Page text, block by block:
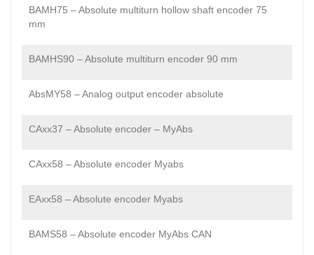
BAMH75 – Absolute multiturn hollow shaft encoder 75
mm
BAMHS90 – Absolute multiturn encoder 90 mm
AbsMY58 – Analog output encoder absolute
CAxx37 – Absolute encoder – MyAbs
CAxx58 – Absolute encoder Myabs
EAxx58 – Absolute encoder Myabs
BAMS58 – Absolute encoder MyAbs CAN